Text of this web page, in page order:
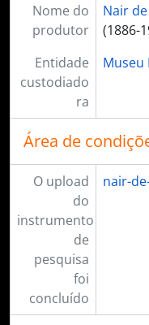
Nome do
produtor
Nair
(1886-
Entidade
custodiado
ra
Museu
Área de
O upload
do
instrumento
de
pesquisa
foi
concluído
nair-